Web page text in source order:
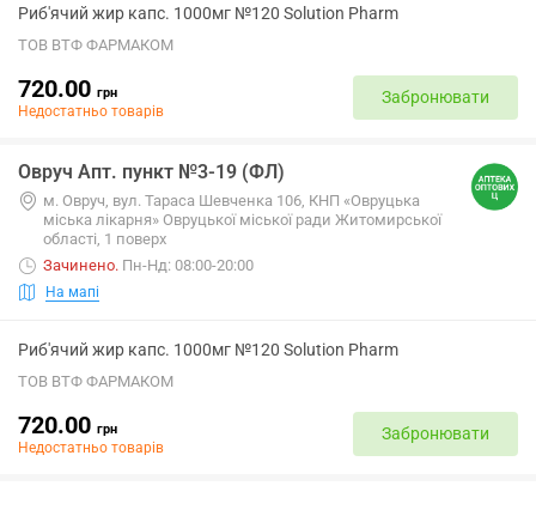
Риб'ячий жир капс. 1000мг №120 Solution Pharm
ТОВ ВТФ ФАРМАКОМ
720.00 грн
Недостатньо товарів
Забронювати
Овруч Апт. пункт №3-19 (ФЛ)
м. Овруч, вул. Тараса Шевченка 106, КНП «Овруцька
міська лікарня» Овруцької міської ради Житомирської
області, 1 поверх
Зачинено. Пн-Нд: 08:00-20:00
На мапі
Риб'ячий жир капс. 1000мг №120 Solution Pharm
ТОВ ВТФ ФАРМАКОМ
720.00 грн
Недостатньо товарів
Забронювати